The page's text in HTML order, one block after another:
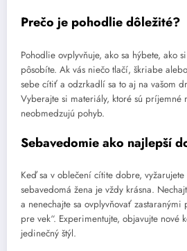
Prečo je pohodlie dôležité?
Pohodlie ovplyvňuje, ako sa hýbete, ako
pôsobíte. Ak vás niečo tlačí, škriabe
sebe cítiť a odzrkadlí sa to aj na vašom
Vyberajte si materiály, ktoré sú príjemné
neobmedzujú pohyb.
Sebavedomie ako najlepší
Keď sa v oblečení cítite dobre,
sebavedomá žena je vždy krásna.
a nenechajte sa ovplyvňovať
pre vek“. Experimentujte, objavujte nové
jedinečný štýl.